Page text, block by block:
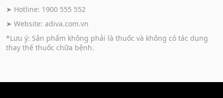
➤ Hotline: 1900 555 552
➤ Website: adiva.com.vn
*Lưu ý: Sản phẩm không phải là thuốc và không có tác dụng
thay thế thuốc chữa bệnh.